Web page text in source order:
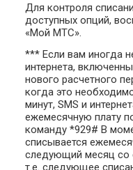
Для контроля
доступных опций,
«Мой МТС».
*** Если вам иногда
интернета,
нового расчетного
когда это
минут, SMS и
ежемесячную плату
команду *929# В
списывается
следующий месяц со
т.е. следующее